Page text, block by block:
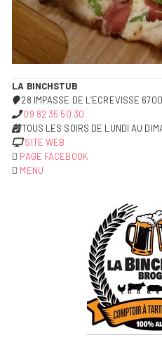
LA BINCHSTUB
28 IMPASSE DE L’ECREVISSE
09 82 35 50 30
TOUS LES SOIRS DE LUNDI AU
SITE WEB
PAGE FACEBOOK
MENU